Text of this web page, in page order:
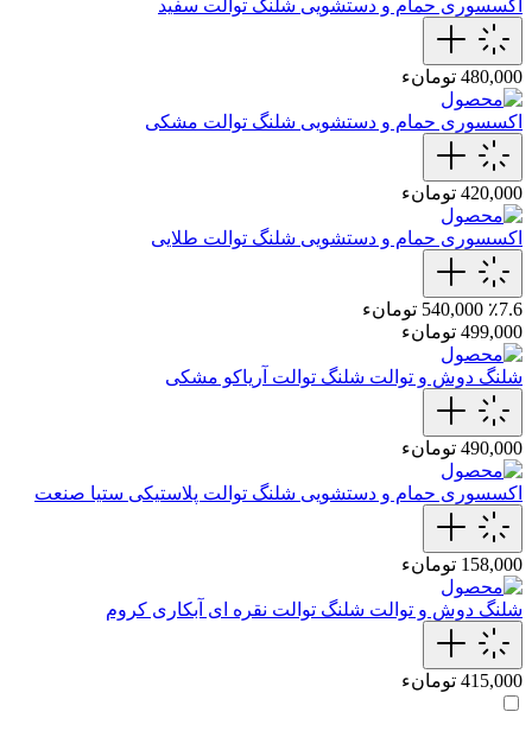
اکسسوری حمام و دستشویی شلنگ توالت سفید
480,000 تومانء
اکسسوری حمام و دستشویی شلنگ توالت مشکی
420,000 تومانء
اکسسوری حمام و دستشویی شلنگ توالت طلایی
٪7.6 540,000 تومانء
499,000 تومانء
شلنگ دوش و توالت شلنگ توالت‌ آریاکو مشکی
490,000 تومانء
اکسسوری حمام و دستشویی شلنگ توالت پلاستیکی ستیا صنعت
158,000 تومانء
شلنگ دوش و توالت شلنگ توالت نقره ای آبکاری کروم
415,000 تومانء